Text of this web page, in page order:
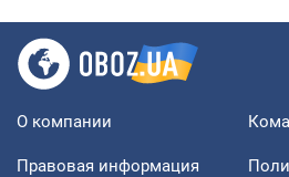
О компании
Правовая информация